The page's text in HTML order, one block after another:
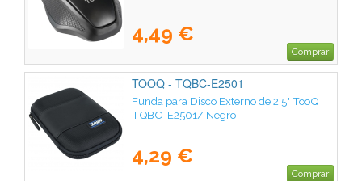
4,49 €
Comprar
TOOQ - TQBC-E2501
Funda para Disco Externo de 2.5" TooQ
TQBC-E2501/ Negro
4,29 €
Comprar